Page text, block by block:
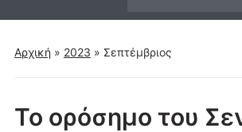
μενού
για
Αρχική » 2023 » Σεπτέμβριος
Το ορόσημο του